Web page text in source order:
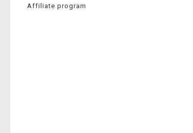
Affiliate program